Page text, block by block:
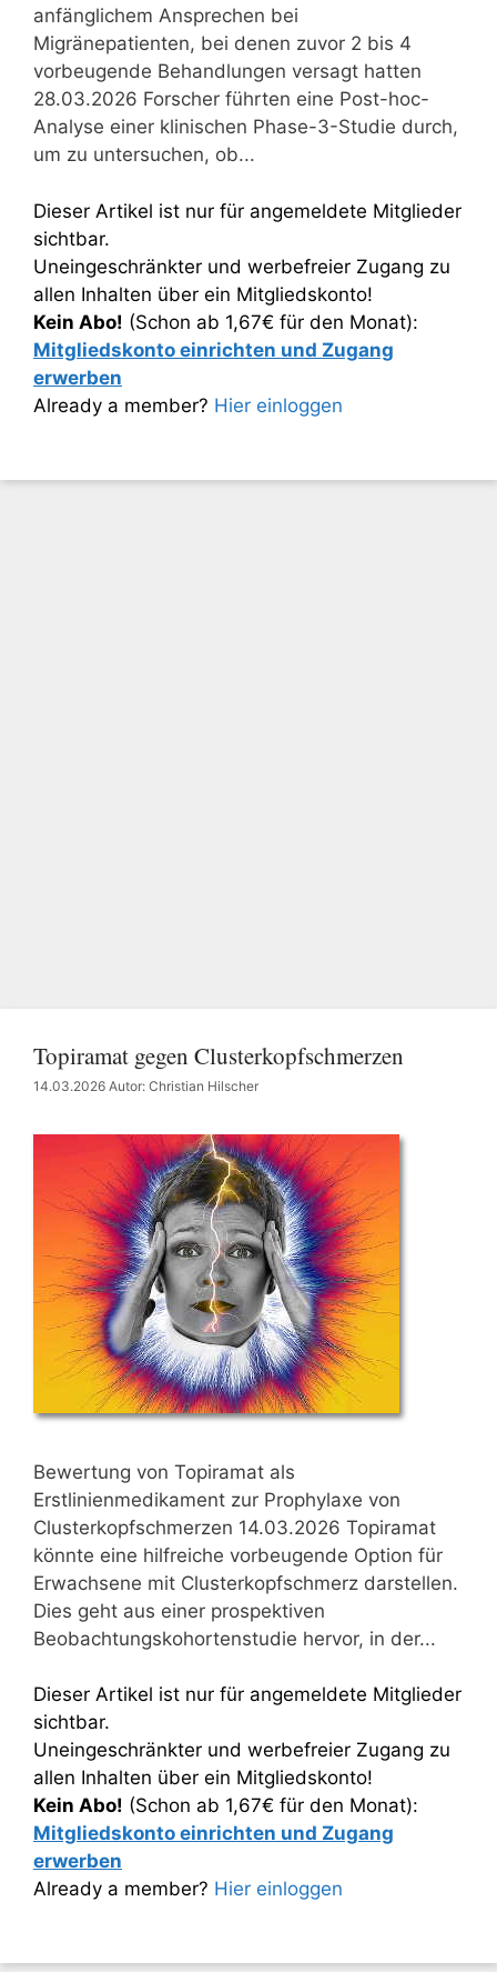
anfänglichem Ansprechen bei
Migränepatienten, bei denen zuvor 2 bis 4
vorbeugende Behandlungen versagt hatten
28.03.2026 Forscher führten eine Post-hoc-
Analyse einer klinischen Phase-3-Studie durch,
um zu untersuchen, ob...
Dieser Artikel ist nur für angemeldete Mitglieder
sichtbar.
Uneingeschränkter und werbefreier Zugang zu
allen Inhalten über ein Mitgliedskonto!
Kein Abo! (Schon ab 1,67€ für den Monat):
Mitgliedskonto einrichten und Zugang
erwerben
Already a member? Hier einloggen
Topiramat gegen Clusterkopfschmerzen
14.03.2026 Autor: Christian Hilscher
Bewertung von Topiramat als
Erstlinienmedikament zur Prophylaxe von
Clusterkopfschmerzen 14.03.2026 Topiramat
könnte eine hilfreiche vorbeugende Option für
Erwachsene mit Clusterkopfschmerz darstellen.
Dies geht aus einer prospektiven
Beobachtungskohortenstudie hervor, in der...
Dieser Artikel ist nur für angemeldete Mitglieder
sichtbar.
Uneingeschränkter und werbefreier Zugang zu
allen Inhalten über ein Mitgliedskonto!
Kein Abo! (Schon ab 1,67€ für den Monat):
Mitgliedskonto einrichten und Zugang
erwerben
Already a member? Hier einloggen